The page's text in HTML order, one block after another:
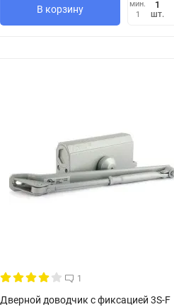
В корзину
мин.
1
шт.
1
Дверной доводчик с фиксацией 3S-F